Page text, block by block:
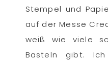
Stempel und
auf der Messe
weiß wie viele
Basteln gibt.